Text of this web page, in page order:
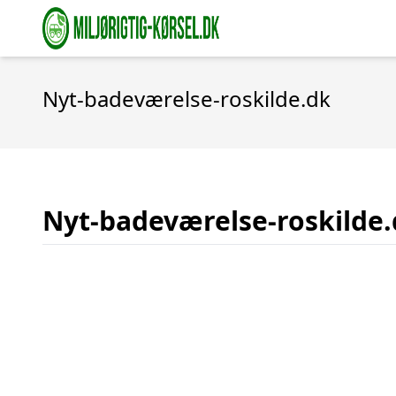
Nyt-badeværelse-roskilde.dk
Nyt-badeværelse-